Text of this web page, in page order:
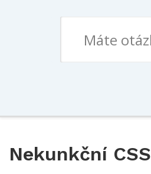
Nekunkční CSS